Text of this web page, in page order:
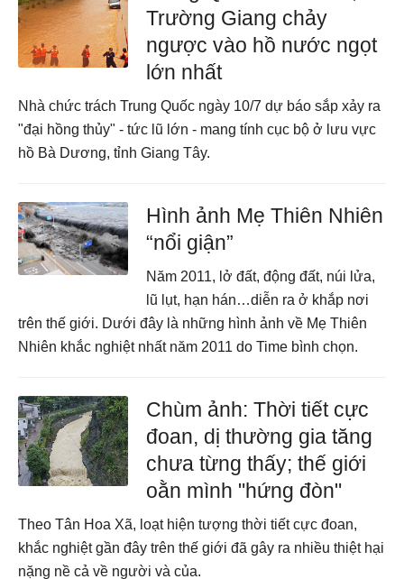
Trường Giang chảy
ngược vào hồ nước ngọt
lớn nhất
Nhà chức trách Trung Quốc ngày 10/7 dự báo sắp xảy ra
"đại hồng thủy" - tức lũ lớn - mang tính cục bộ ở lưu vực
hồ Bà Dương, tỉnh Giang Tây.
Hình ảnh Mẹ Thiên Nhiên
“nổi giận”
Năm 2011, lở đất, động đất, núi lửa,
lũ lụt, hạn hán…diễn ra ở khắp nơi
trên thế giới. Dưới đây là những hình ảnh về Mẹ Thiên
Nhiên khắc nghiệt nhất năm 2011 do Time bình chọn.
Chùm ảnh: Thời tiết cực
đoan, dị thường gia tăng
chưa từng thấy; thế giới
oằn mình "hứng đòn"
Theo Tân Hoa Xã, loạt hiện tượng thời tiết cực đoan,
khắc nghiệt gần đây trên thế giới đã gây ra nhiều thiệt hại
nặng nề cả về người và của.